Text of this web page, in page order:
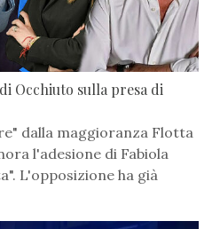
Occhiuto sulla presa di
dalla maggioranza Flotta
l'adesione di Fabiola
L'opposizione ha già